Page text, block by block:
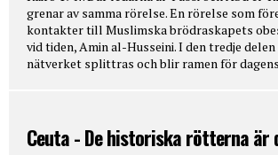
grenar av samma rörelse. En rörelse som
kontakter till Muslimska brödraskapets
vid tiden, Amin al-Husseini. I den tredje
nätverket splittras och blir ramen för
Ceuta - De historiska rötterna är